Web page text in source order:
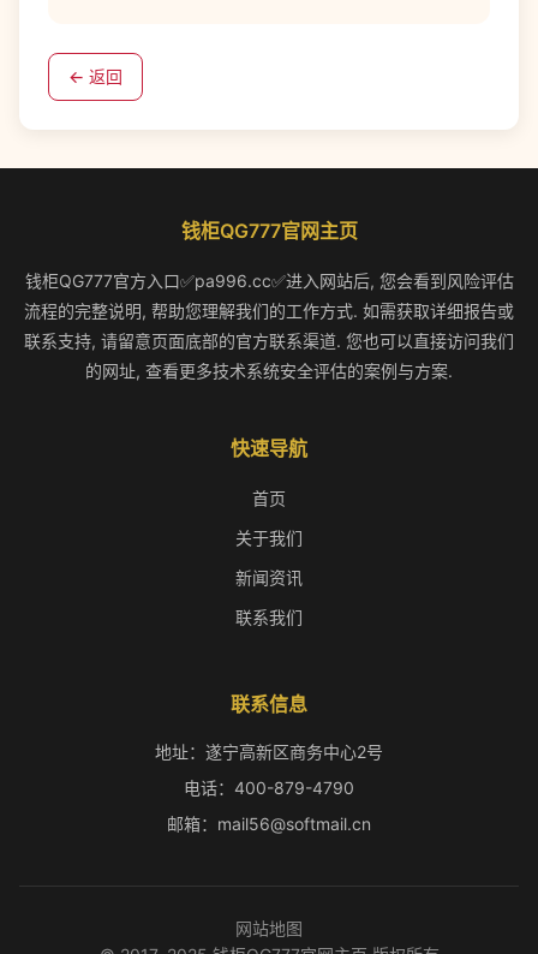
← 返回
钱柜QG777官网主页
钱柜QG777官方入口✅pa996.cc✅进入网站后, 您会看到风险评估
流程的完整说明, 帮助您理解我们的工作方式. 如需获取详细报告或
联系支持, 请留意页面底部的官方联系渠道. 您也可以直接访问我们
的网址, 查看更多技术系统安全评估的案例与方案.
快速导航
首页
关于我们
新闻资讯
联系我们
联系信息
地址：遂宁高新区商务中心2号
电话：400-879-4790
邮箱：mail56@softmail.cn
网站地图